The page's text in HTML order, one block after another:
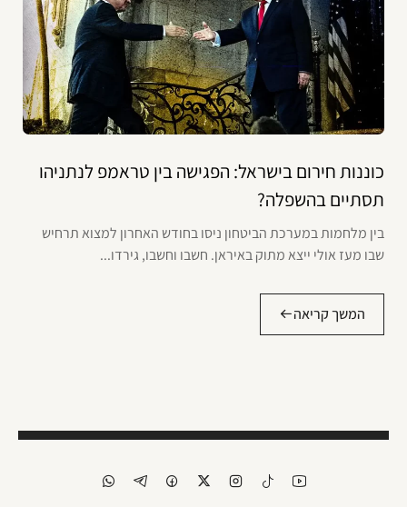
כוננות חירום בישראל: הפגישה בין טראמפ לנתניהו
תסתיים בהשפלה?
בין מלחמות במערכת הביטחון ניסו בחודש האחרון למצוא תרחיש
שבו מעז אולי ייצא מתוק באיראן. חשבו וחשבו, גירדו...
המשך קריאה